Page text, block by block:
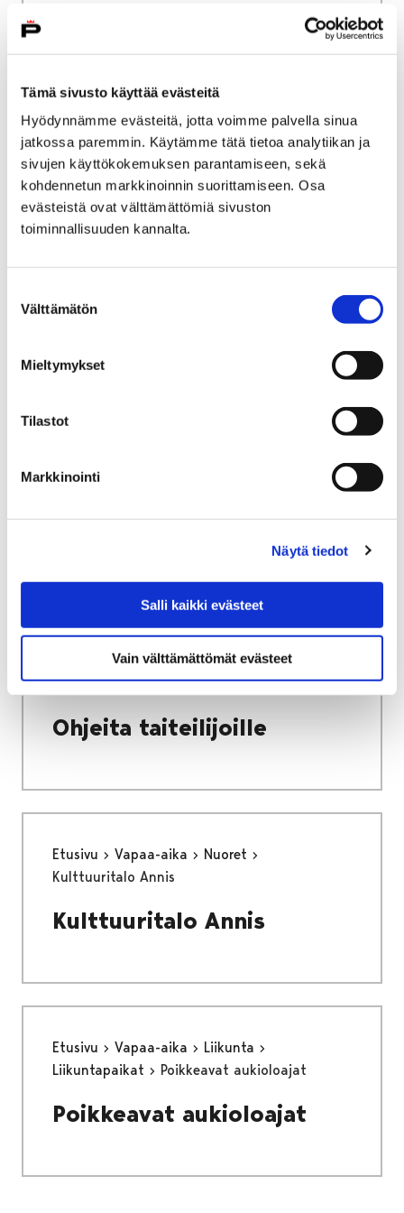
Tämä sivusto käyttää evästeitä
Hyödynnämme evästeitä, jotta voimme palvella sinua
jatkossa paremmin. Käytämme tätä tietoa analytiikan ja
sivujen käyttökokemuksen parantamiseen, sekä
kohdennetun markkinoinnin suorittamiseen. Osa
evästeistä ovat välttämättömiä sivuston
toiminnallisuuden kannalta.
valinta
Välttämätön
Mieltymykset
Tilastot
Markkinointi
Näytä tiedot
Salli kaikki evästeet
Vain välttämättömät evästeet
Porin väestökehitys
Porin väestökehitys
Etusivu Kaupunki ja hallinto
Ota yhteyttä
Kaupungin asiointipalvelut
Porin kaupungin asiakaspalvelu
Porin brändituotteet
Etusivu
Tulevat näyttelyt
Tulevat näyttelyt
Etusivu Vapaa-aika
Kulttuuri
Kulttuuritalo Annis
Avoin seinä -galleria
Ohjeita taiteilijoille
Ohjeita taiteilijoille
Etusivu Vapaa-aika
Nuoret
Kulttuuritalo Annis
Kulttuuritalo Annis
Etusivu Vapaa-aika
Liikunta
Liikuntapaikat
Poikkeavat aukioloajat
Poikkeavat aukioloajat